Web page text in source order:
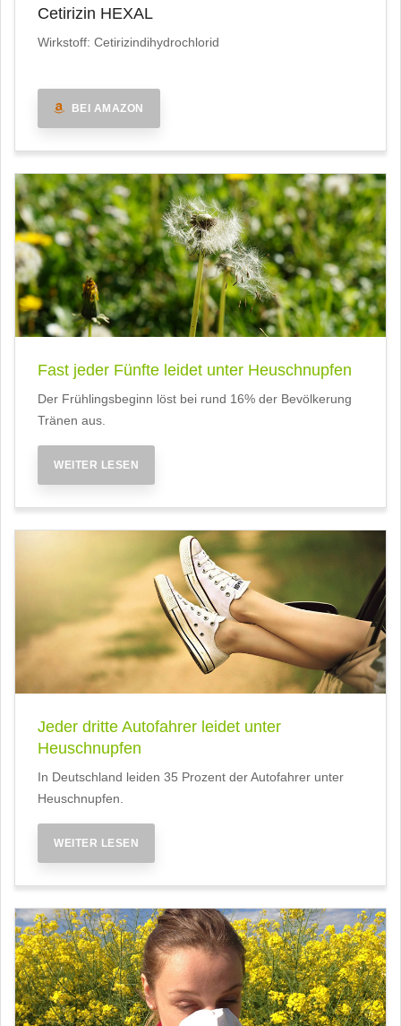
Cetirizin HEXAL
Wirkstoff: Cetirizindihydrochlorid
BEI AMAZON
Fast jeder Fünfte leidet unter Heuschnupfen
Der Frühlingsbeginn löst bei rund 16% der Bevölkerung
Tränen aus.
WEITER LESEN
Jeder dritte Autofahrer leidet unter
Heuschnupfen
In Deutschland leiden 35 Prozent der Autofahrer unter
Heuschnupfen.
WEITER LESEN